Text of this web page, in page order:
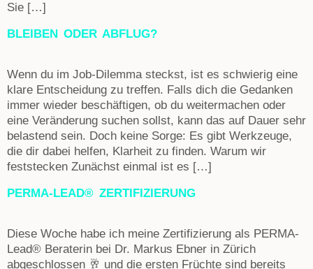
Sie […]
BLEIBEN ODER ABFLUG?
Wenn du im Job-Dilemma steckst, ist es schwierig eine
klare Entscheidung zu treffen. Falls dich die Gedanken
immer wieder beschäftigen, ob du weitermachen oder
eine Veränderung suchen sollst, kann das auf Dauer sehr
belastend sein. Doch keine Sorge: Es gibt Werkzeuge,
die dir dabei helfen, Klarheit zu finden. Warum wir
feststecken Zunächst einmal ist es […]
PERMA-LEAD® ZERTIFIZIERUNG
Diese Woche habe ich meine Zertifizierung als PERMA-
Lead® Beraterin bei Dr. Markus Ebner in Zürich
abgeschlossen 🥂 und die ersten Früchte sind bereits